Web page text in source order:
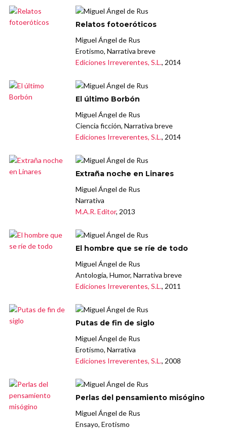
Relatos fotoeróticos
Miguel Ángel de Rus
Erotismo, Narrativa breve
Ediciones Irreverentes, S.L., 2014
El último Borbón
Miguel Ángel de Rus
Ciencia ficción, Narrativa breve
Ediciones Irreverentes, S.L., 2014
Extraña noche en Linares
Miguel Ángel de Rus
Narrativa
M.A.R. Editor, 2013
El hombre que se ríe de todo
Miguel Ángel de Rus
Antología, Humor, Narrativa breve
Ediciones Irreverentes, S.L., 2011
Putas de fin de siglo
Miguel Ángel de Rus
Erotismo, Narrativa
Ediciones Irreverentes, S.L., 2008
Perlas del pensamiento misógino
Miguel Ángel de Rus
Ensayo, Erotismo